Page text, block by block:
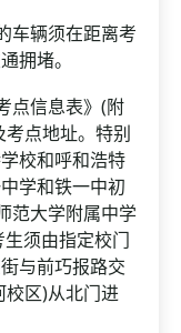
辆须在距离考
拥堵。
信息表》(附
点地址。特别
校和呼和浩特
学和铁一中初
范大学附属中学
须由指定校门
与前巧报路交
区)从北门进